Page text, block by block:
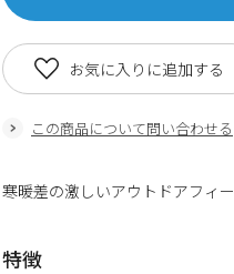
この商品について問い合わせる
お気に入りに追加する
寒暖差の激しいアウトドアフィ
特徴